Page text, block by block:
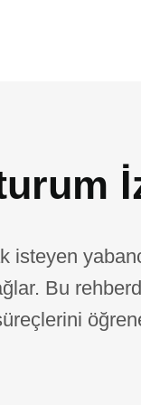
isteyen
Bu